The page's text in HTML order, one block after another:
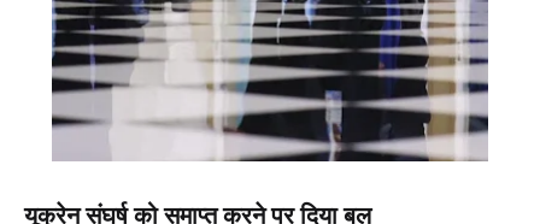
यूक्रेन संघर्ष को समाप्त करने पर दिया बल